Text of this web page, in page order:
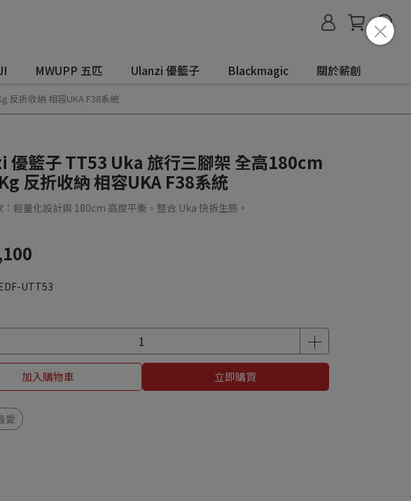
MWUPP 五匹 Ulanzi 優籃子 Blackmagic 關於薪創
反折收納 相容UKA F38系統
優籃子 TT53 Uka 旅行三腳架 全高180cm
反折收納 相容UKA F38系統
：輕量化設計與 180cm 高度平衡，整合 Uka 快拆生態。
UTT53
加入購物車 立即購買
愛